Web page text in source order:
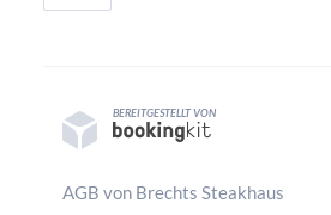
Reservieren Sie einen Tisch und
jedes Herz höher schlagen!
BEREITGESTELLT VON
AGB von Brechts Steakhaus